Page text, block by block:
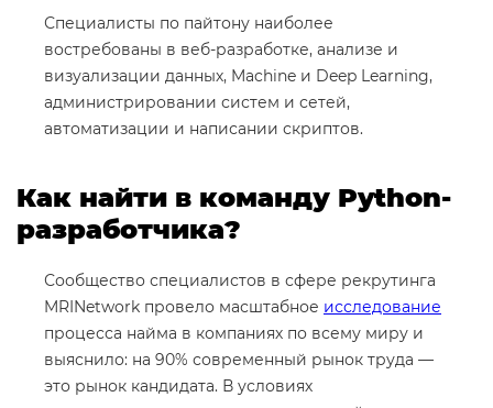
Специалисты по пайтону наиболее
востребованы в веб-разработке, анализе и
визуализации данных, Machine и Deep Learning,
администрировании систем и сетей,
автоматизации и написании скриптов.
Как найти в команду Python-
разработчика?
Сообщество специалистов в сфере рекрутинга
MRINetwork провело масштабное исследование
процесса найма в компаниях по всему миру и
выяснило: на 90% современный рынок труда —
это рынок кандидата. В условиях